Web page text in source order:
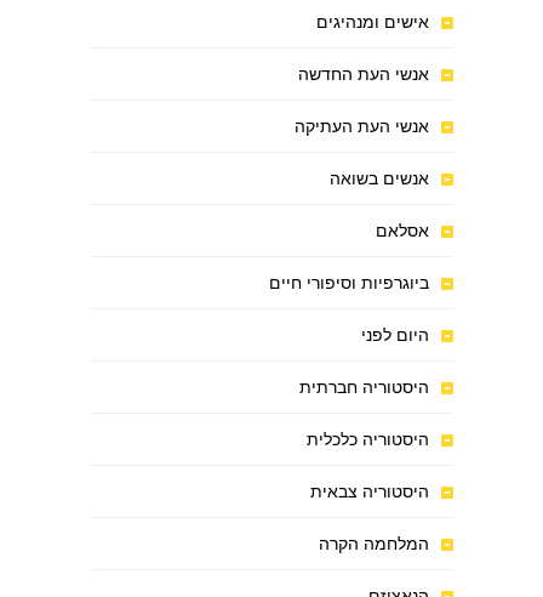
אישים ומנהיגים
אנשי העת החדשה
אנשי העת העתיקה
אנשים בשואה
אסלאם
ביוגרפיות וסיפורי חיים
היום לפני
היסטוריה חברתית
היסטוריה כלכלית
היסטוריה צבאית
המלחמה הקרה